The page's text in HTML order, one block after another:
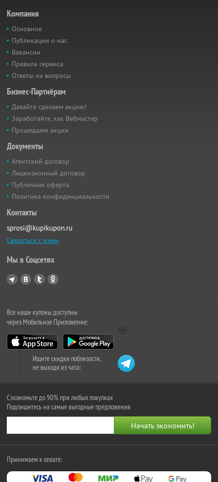
Компания
Основное
Публикации о нас
Вакансии
Правила сервиса
Ответы на вопросы
Бизнес-Партнёрам
Давайте сделаем акцию!
Заработайте, как Вебмастер
Прошедшие акции
Документы
Агентский договор
Лицензионный договор
Публичная оферта
Политика конфиденциальности
Контакты
sprosi@kupikupon.ru
Связаться с нами
Мы в Соцсетях
Все наши купоны доступны
через Мобильное Приложение:
Ищите скидки поблизости,
не выходя из чата:
Сэкономьте до 90% при любых покупках
Подпишитесь на самые выгодные предложения
Принимаем к оплате: